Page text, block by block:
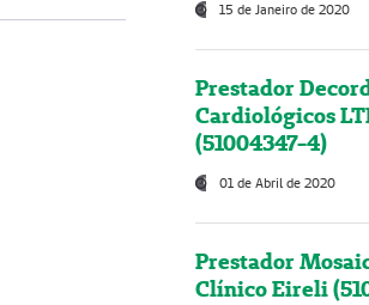
15 de Janeiro de 2020
Prestador
Cardiológicos
(51004347-4)
01 de Abril de 2020
Prestador
Clínico Eireli